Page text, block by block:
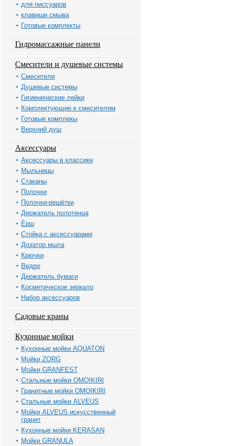
для писсуаров
клавиши смыва
Готовые комплекты
Гидромассажные панели
Смесители и душевые системы
Смесители
Душевые системы
Гигиенические лейки
Комплектующие к смесителям
Готовые комплекы
Верхний душ
Аксессуары
Аксессуары в классике
Мыльницы
Стаканы
Полочки
Полочки-решётки
Держатель полотенца
Ёрш
Стойка с аксессуарами
Дозатор мыла
Крючки
Ведро
Держатель бумаги
Косметическое зеркало
Набор аксессуаров
Садовые краны
Кухонные мойки
Кухонные мойки AQUATON
Мойки ZORG
Мойки GRANFEST
Стальные мойки OMOIKIRI
Гранитные мойки OMOIKIRI
Стальные мойки ALVEUS
Мойки ALVEUS искусственный
гранит
Кухонные мойки KERASAN
Мойки GRANULA